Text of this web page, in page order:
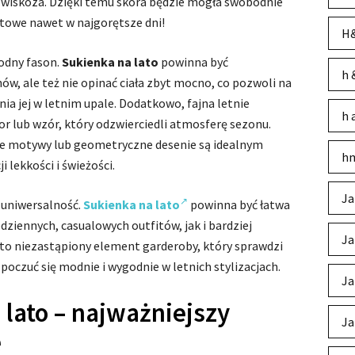
nawet w najgorętsze dni!
fason. Sukienka na lato powinna być
ale też nie opinać ciała zbyt mocno, co pozwoli na
jej w letnim upale. Dodatkowo, fajna letnie
lub wzór, który odzwierciedli atmosferę sezonu.
lub geometryczne desenie są idealnym
lekkości i świeżości.
Sukienka na lato
powinna być łatwa
casualowych outfitów, jak i bardziej
niezastąpiony element garderoby, który sprawdzi
się modnie i wygodnie w letnich stylizacjach.
– najważniejszy
h
h